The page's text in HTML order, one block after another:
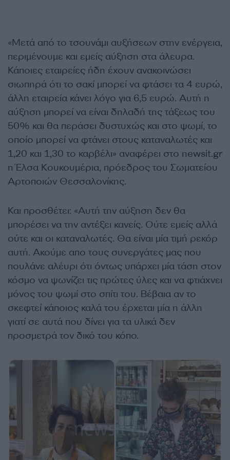
«Μετά από το τσουνάμι αυξήσεων στην ενέργεια,
περιμένουμε και εμείς αύξηση στα άλευρα.
Κάποιες εταιρείες ήδη έχουν ανακοινώσει
σιωπηρά ότι το σακί μπορεί να φτάσει τα 4 ευρώ,
άλλη εταιρεία κάνει λόγο για 6,5 ευρώ. Αυτή η
αύξηση μπορεί να είναι δηλαδή της τάξεως του
50% και θα περάσει δυστυχώς και στο ψωμί, το
οποίο μπορεί να φτάνει στους καταναλωτές και
1,20 και 1,30 το καρβέλι» αναφέρει στο newsit.gr
η Έλσα Κουκουμέρια, πρόεδρος του Σωματείου
Αρτοποιών Θεσσαλονίκης.
Και προσθέτει: «Αυτή την αύξηση δεν θα
μπορέσει να την αντέξει κανείς. Ούτε εμείς αλλά
ούτε και οι καταναλωτές. Θα είναι μία τιμή ρεκόρ
αυτή. Ακούμε απο τους συνεργάτες μας που
πουλάνε αλέυρι ότι όντως υπάρχει μία τάση στον
κόσμο να ψωνίζει τις πρώτες ύλες και να φτιάχνει
μόνος του ψωμί στο σπίτι του. Βέβαια αν το
σκεφτεί κάποιος καλά του έρχεται μία η άλλη
γιατί σε αυτά που δίνει για τα υλικά δεν
προσμετρά τον δικό του κόπο.